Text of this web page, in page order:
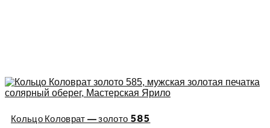
Кольцо Коловрат — золото 585